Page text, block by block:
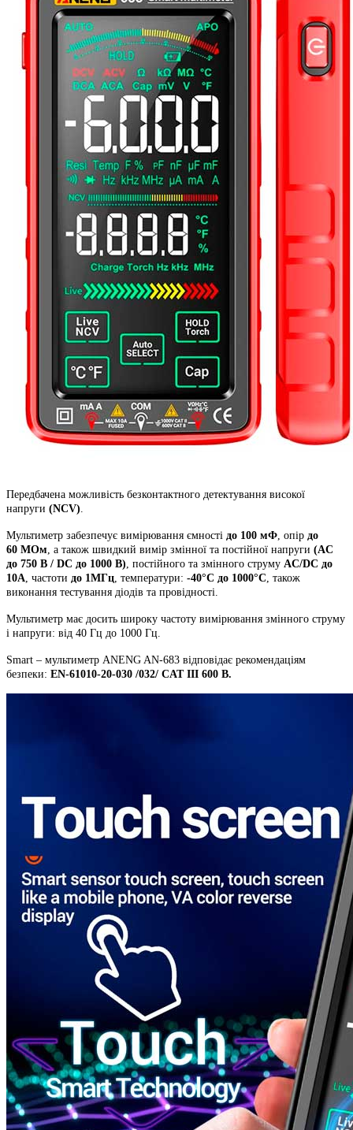
Передбачена можливість безконтактного детектування високої
напруги (NCV)
Мультиметр забезпечує вимірювання ємності до 100 мФ , опір до
60 МОм , а також швидкий вимір змінної та постійної напруги (AC
до 750 В / DC до 1000 В) , постійного та змінного струму AC/DC до
10А , частоти до 1МГц , температури: -40°C до 1000°C , також
виконання тестування діодів та провідності.
Мультиметр має досить широку частоту вимірювання змінного струму
і напруги: від 40 Гц до 1000 Гц.
Smart – мультиметр ANENG AN-683 відповідає рекомендаціям
безпеки: EN-61010-20-030 /032/ CAT III 600 В.